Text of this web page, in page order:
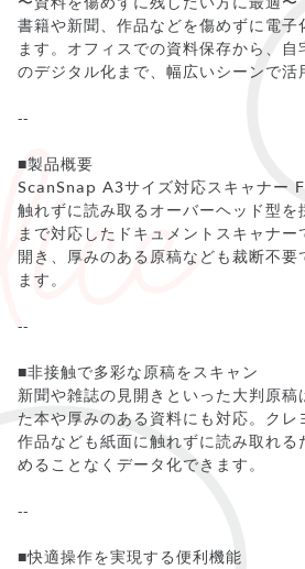
書籍や新聞、作品などを傷めずに電子
ます。オフィスでの資料保存から、自
のデジタル化まで、幅広いシーンで活
--
■製品概要
ScanSnap A3サイズ対応スキャナー
触れずに読み取るオーバーヘッド型
まで対応したドキュメントスキャナー
開き、厚みのある原稿なども裁断不要
ます。
--
■非接触で多彩な原稿をスキャン
新聞や雑誌の見開きといった大判原稿
た本や厚みのある資料にも対応。クレ
作品なども紙面に触れずに読み取れる
めることなくデータ化できます。
--
■快適操作を実現する便利機能